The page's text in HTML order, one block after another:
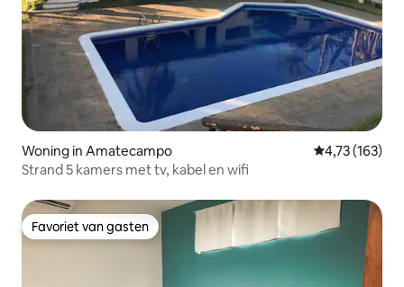
Woning in Amatecampo Gemiddelde
4,73 (163)
Strand 5 kamers met tv, kabel en wifi
Favoriet van gasten
Favoriet van gasten